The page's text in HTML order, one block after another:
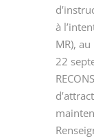
à
MR),
22